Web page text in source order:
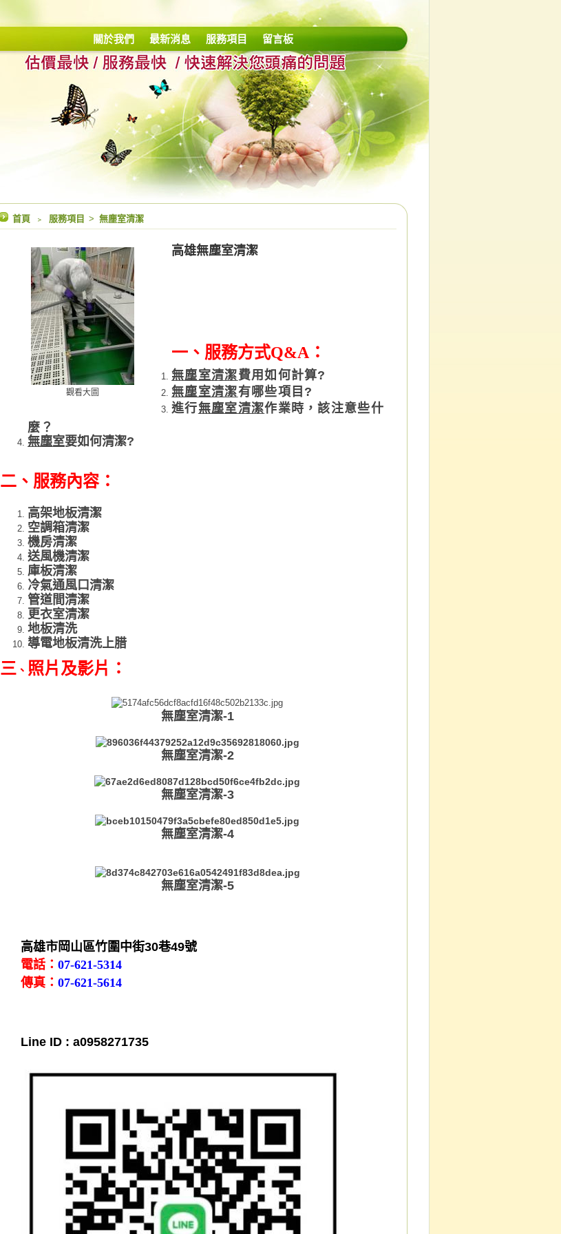
關於我們 最新消息 服務項目 留言板
首頁 ﹥ 服務項目 > 無塵室清潔
觀看大圖
高雄無塵室清潔
一、 服務方式Q&A：
無塵室清潔費用如何計算?
無塵室清潔有哪些項目 ?
進行無塵室清潔作業時，該注意些什
麼？
無塵室要如何清潔?
二、 服務內容：
高架地板清潔
空調箱清潔
機房清潔
送風機清潔
庫板清潔
冷氣通風口清潔
管道間清潔
更衣室清潔
地板清洗
導電地板清洗上腊
三 、 照片及影片：
無塵室清潔-1
無塵室清潔-2
無塵室清潔-3
無塵室清潔-4
無塵室清潔-5
高雄市岡山區竹圍中街30巷49號
電話： 07-621-5314
傳真： 07-621-5614
Line ID : a0958271735